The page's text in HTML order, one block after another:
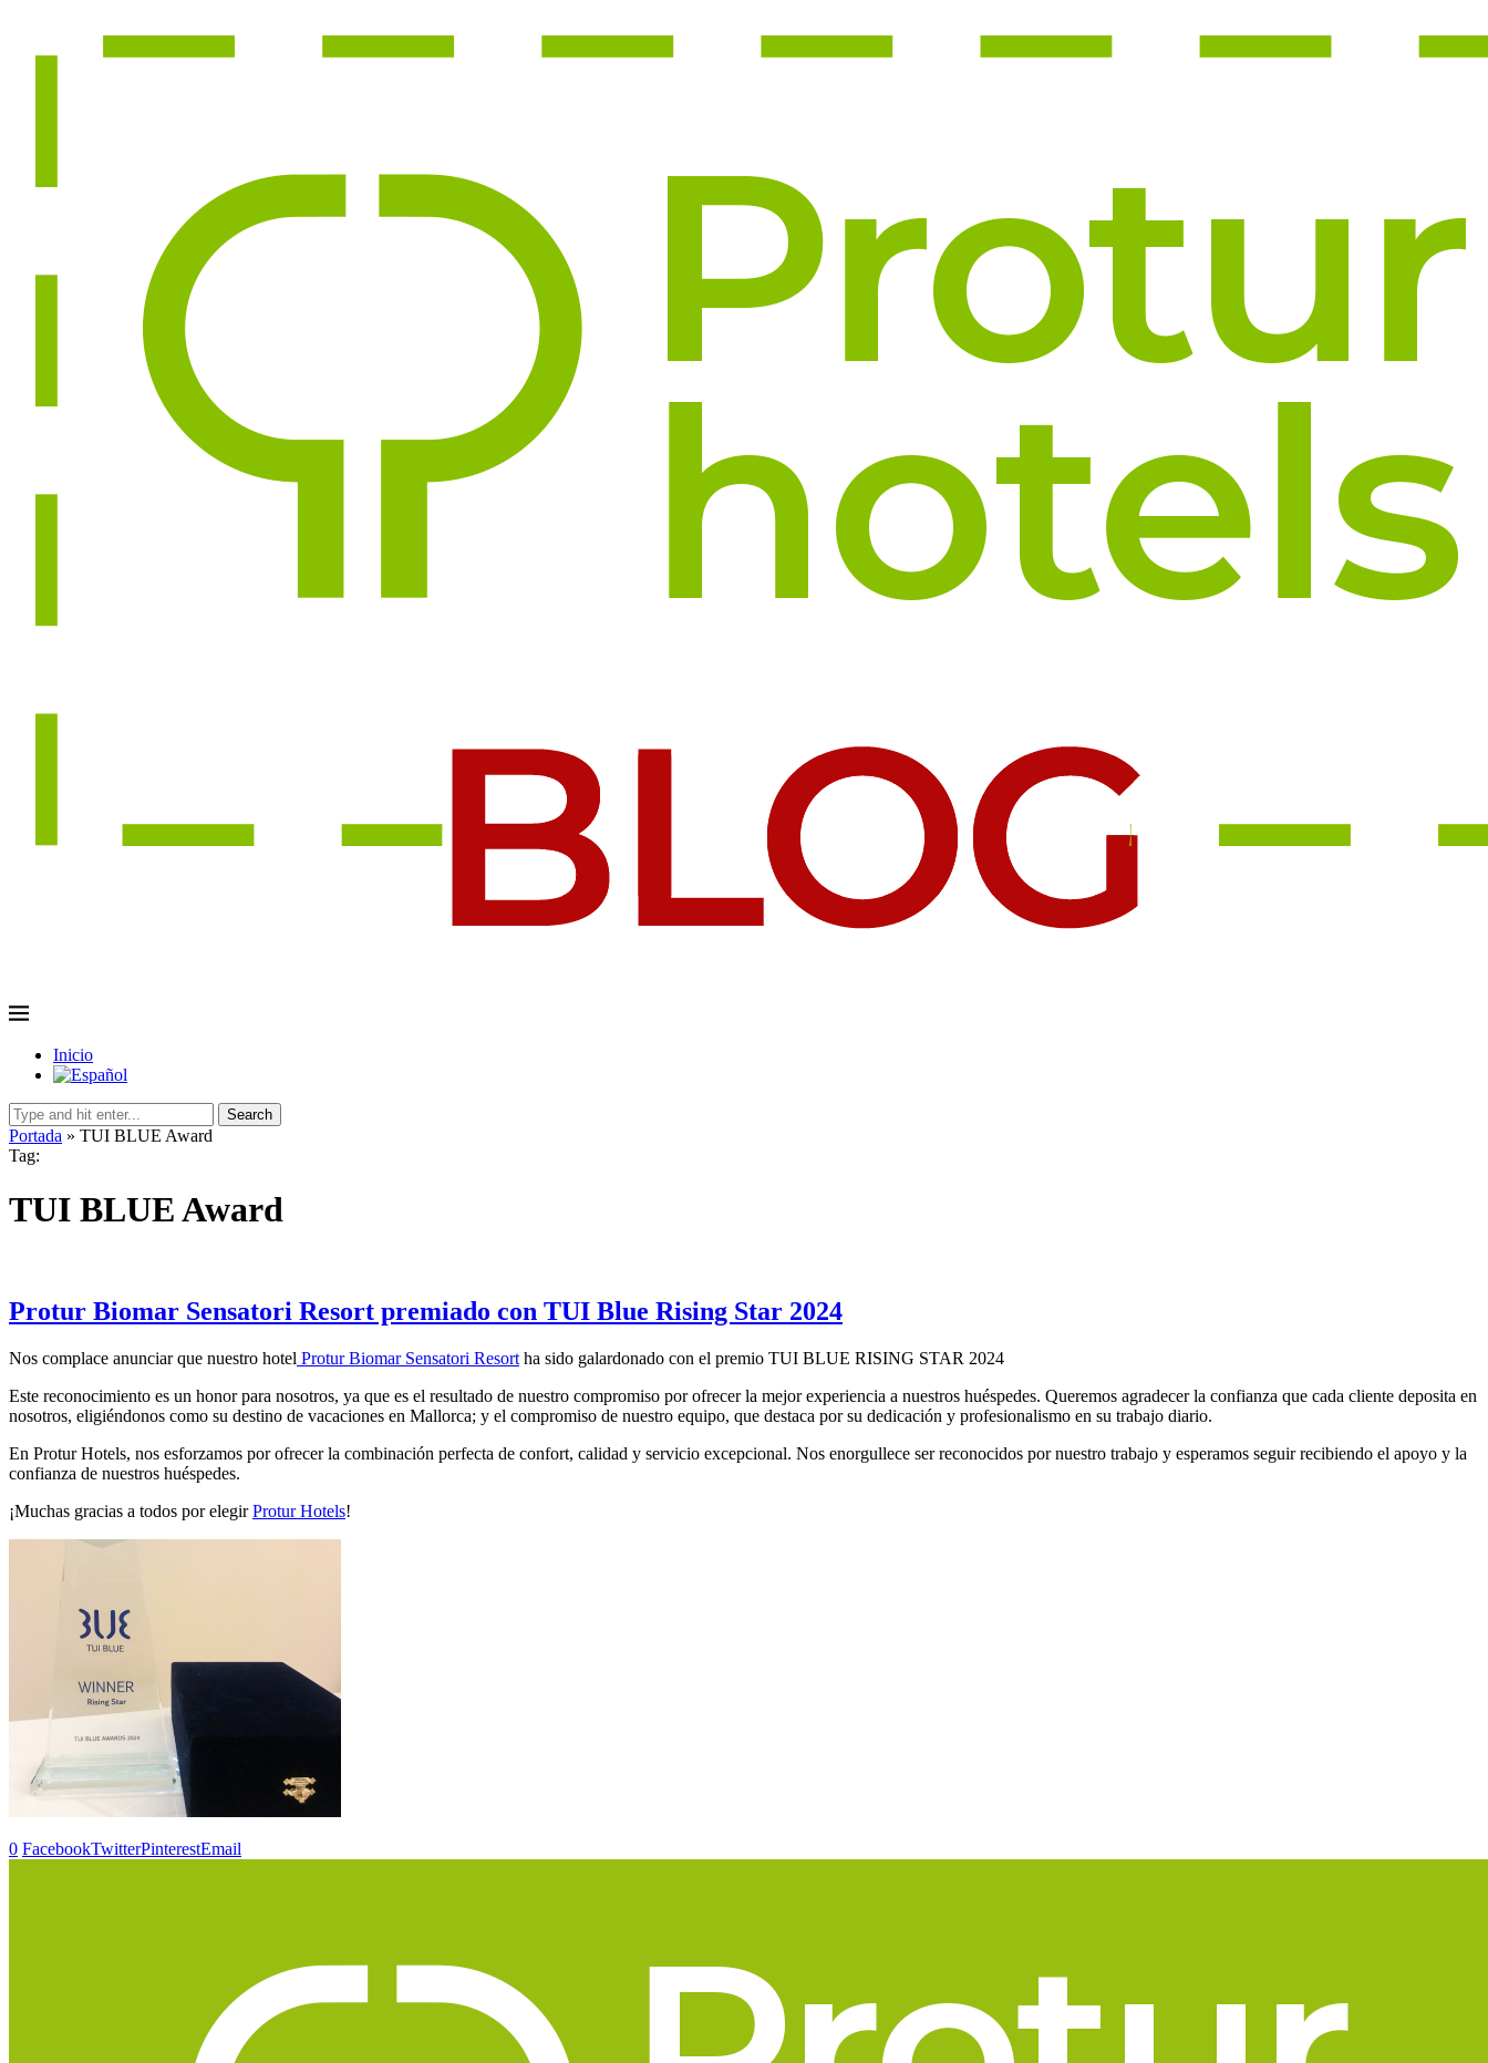
Inicio
Search
Portada » TUI BLUE Award
Tag:
TUI BLUE Award
Protur Biomar Sensatori Resort premiado con TUI Blue Rising Star 2024
Nos complace anunciar que nuestro hotel Protur Biomar Sensatori Resort ha sido galardonado con el premio TUI BLUE RISING STAR 2024
Este reconocimiento es un honor para nosotros, ya que es el resultado de nuestro compromiso por ofrecer la mejor experiencia a nuestros huéspedes. Queremos agradecer la confianza que cada cliente deposita en
nosotros, eligiéndonos como su destino de vacaciones en Mallorca; y el compromiso de nuestro equipo, que destaca por su dedicación y profesionalismo en su trabajo diario.
En Protur Hotels, nos esforzamos por ofrecer la combinación perfecta de confort, calidad y servicio excepcional. Nos enorgullece ser reconocidos por nuestro trabajo y esperamos seguir recibiendo el apoyo y la
confianza de nuestros huéspedes.
¡Muchas gracias a todos por elegirProtur Hotels!
0 FacebookTwitterPinterestEmail